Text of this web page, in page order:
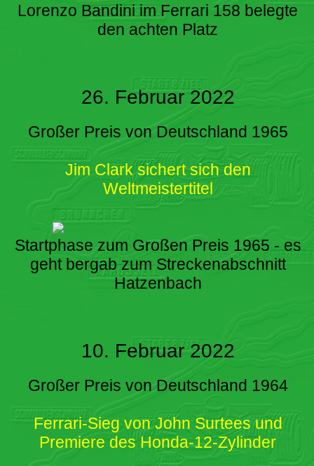
Lorenzo Bandini im Ferrari 158 belegte
den achten Platz
26. Februar 2022
Großer Preis von Deutschland 1965
Jim Clark sichert sich den
Weltmeistertitel
Startphase zum Großen Preis 1965 - es
geht bergab zum Streckenabschnitt
Hatzenbach
10. Februar 2022
Großer Preis von Deutschland 1964
Ferrari-Sieg von John Surtees und
Premiere des Honda-12-Zylinder